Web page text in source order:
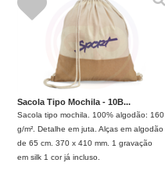
Sacola Tipo Mochila - 10B...
Sacola tipo mochila. 100% algodão: 160
g/m². Detalhe em juta. Alças em algodão
de 65 cm. 370 x 410 mm. 1 gravação
em silk 1 cor já incluso.